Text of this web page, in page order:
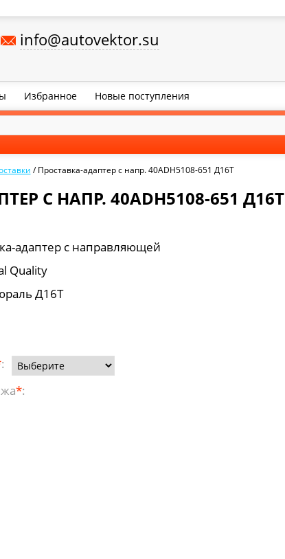
info@autovektor.su
Избранное Новые поступления
/Проставка-адаптер с напр. 40ADH5108-651 Д16Т
С НАПР. 40ADH5108-651 Д16Т
адаптер с направляющей
Quality
Д16Т
:
*: